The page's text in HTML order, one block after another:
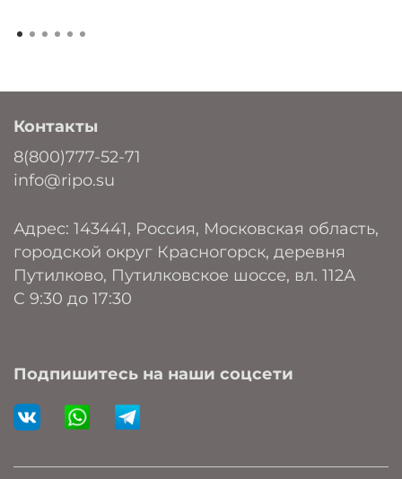
Контакты
8(800)777-52-71
info@ripo.su
Адрес: 143441, Россия, Московская область,
городской округ Красногорск, деревня
Путилково, Путилковское шоссе, вл. 112А
C 9:30 до 17:30
Подпишитесь на наши соцсети